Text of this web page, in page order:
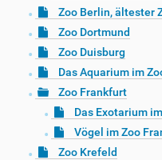
Zoo Berlin, ältester
Zoo Dortmund
Zoo Duisburg
Das Aquarium im
Zoo Frankfurt
Das Exotarium
Vögel im Zoo
Zoo Krefeld